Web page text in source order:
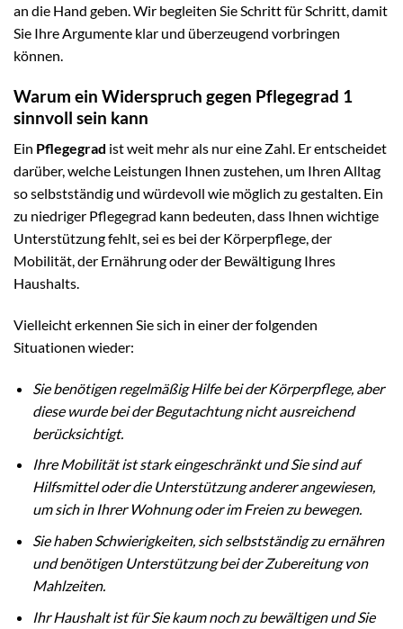
an die Hand geben. Wir begleiten Sie Schritt für Schritt, damit
Sie Ihre Argumente klar und überzeugend vorbringen
können.
Warum ein Widerspruch gegen Pflegegrad 1
sinnvoll sein kann
Ein Pflegegrad ist weit mehr als nur eine Zahl. Er entscheidet
darüber, welche Leistungen Ihnen zustehen, um Ihren Alltag
so selbstständig und würdevoll wie möglich zu gestalten. Ein
zu niedriger Pflegegrad kann bedeuten, dass Ihnen wichtige
Unterstützung fehlt, sei es bei der Körperpflege, der
Mobilität, der Ernährung oder der Bewältigung Ihres
Haushalts.
Vielleicht erkennen Sie sich in einer der folgenden
Situationen wieder:
Sie benötigen regelmäßig Hilfe bei der Körperpflege, aber
diese wurde bei der Begutachtung nicht ausreichend
berücksichtigt.
Ihre Mobilität ist stark eingeschränkt und Sie sind auf
Hilfsmittel oder die Unterstützung anderer angewiesen,
um sich in Ihrer Wohnung oder im Freien zu bewegen.
Sie haben Schwierigkeiten, sich selbstständig zu ernähren
und benötigen Unterstützung bei der Zubereitung von
Mahlzeiten.
Ihr Haushalt ist für Sie kaum noch zu bewältigen und Sie